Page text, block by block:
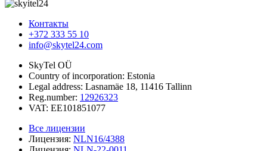
Контакты
+372 333 55 10
info@skytel24.com
SkyTel OÜ
Country of incorporation: Estonia
Legal address: Lasnamäe 18, 11416 Tallinn
Reg.number: 12926323
VAT: EE101851077
Все лицензии
Лицензия: NLN16/4388